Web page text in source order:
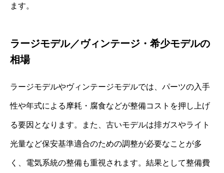
ます。
ラージモデル／ヴィンテージ・希少モデルの
相場
ラージモデルやヴィンテージモデルでは、パーツの入手
性や年式による摩耗・腐食などが整備コストを押し上げ
る要因となります。また、古いモデルは排ガスやライト
光量など保安基準適合のための調整が必要なことが多
く、電気系統の整備も重視されます。結果として整備費